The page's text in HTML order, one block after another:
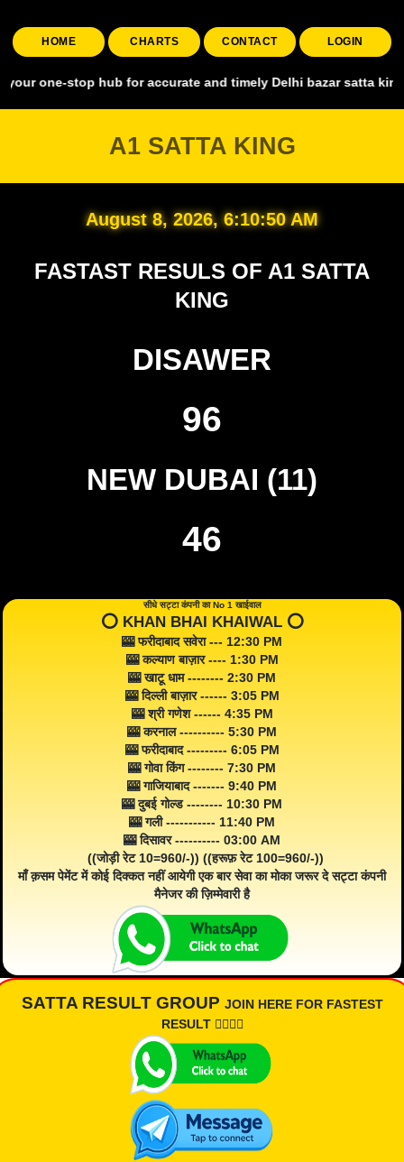
HOME CHARTS CONTACT LOGIN
hub for accurate and timely Delhi bazar satta king,
A1 SATTA KING
August 8, 2026, 6:10:51 AM
FASTAST RESULS OF A1 SATTA
KING
DISAWER
96
NEW DUBAI (11)
46
सीधे सट्टा कंपनी का No 1 खाईवाल
⭕️ KHAN BHAI KHAIWAL ⭕️
🎰 फरीदाबाद सवेरा --- 12:30 PM
🎰 कल्याण बाज़ार ---- 1:30 PM
🎰 खाटू धाम -------- 2:30 PM
🎰 दिल्ली बाज़ार ------ 3:05 PM
🎰 श्री गणेश ------ 4:35 PM
🎰 करनाल ---------- 5:30 PM
🎰 फरीदाबाद --------- 6:05 PM
🎰 गोवा किंग -------- 7:30 PM
🎰 गाजियाबाद ------- 9:40 PM
🎰 दुबई गोल्ड -------- 10:30 PM
🎰 गली ----------- 11:40 PM
🎰 दिसावर ---------- 03:00 AM
((जोड़ी रेट 10=960/-)) ((हरूफ़ रेट 100=960/-))
माँ क़सम पेमेंट में कोई दिक्कत नहीं आयेगी एक बार सेवा का मोका जरूर दे सट्टा कंपनी
मैनेजर की ज़िम्मेवारी है
SATTA RESULT GROUP JOIN HERE FOR FASTEST
RESULT 👇🏾👇🏾